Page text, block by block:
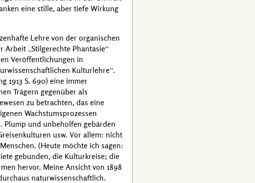
eine stille, aber tiefe Wirkung
Lehre von der organischen
Arbeit Stilgerechte Phantasie
Veröffentlichungen in
Kulturlehre .
1913 S. 690) eine immer
Trägern gegenüber als
zu betrachten, das eine
Wachstumsprozessen
Plump und unbeholfen gebärden
usw. Vor allem: nicht
(Heute möchte ich sagen:
gebunden, die Kulturkreise; die
hervor. Meine Ansicht von 1898
naturwissenschaftlich.